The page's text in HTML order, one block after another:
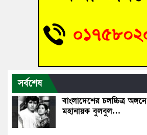
সর্বশেষ
বাংলাদেশের চলচ্চিত্র
মহানায়ক বুলবুল…